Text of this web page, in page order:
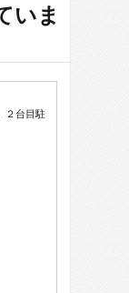
いま
２台目駐